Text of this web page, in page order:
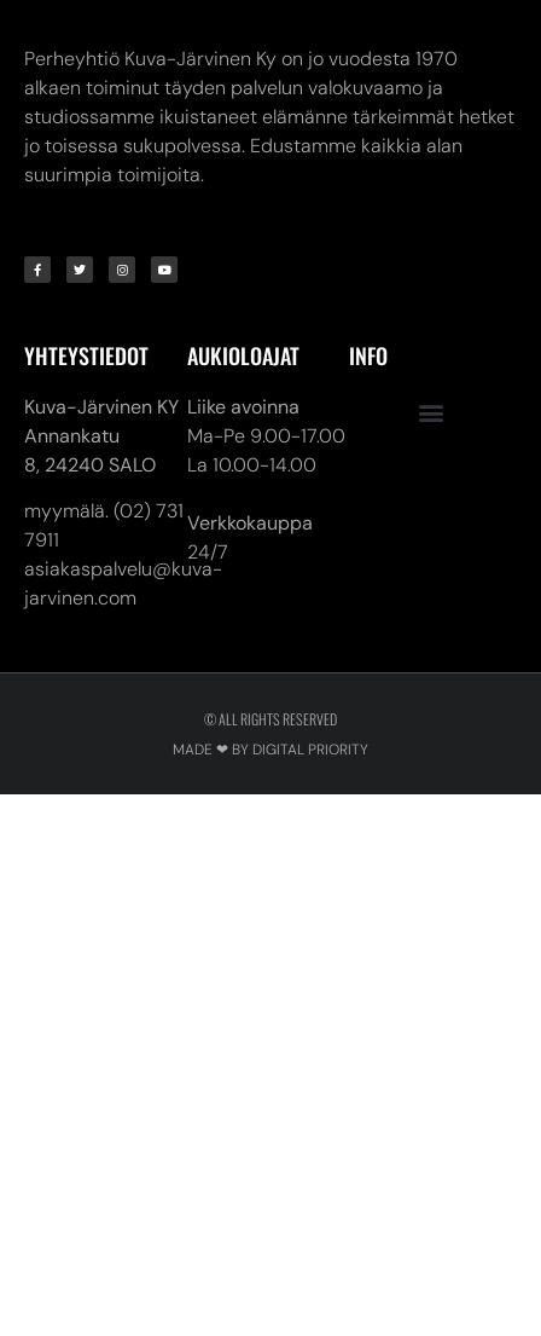
Perheyhtiö Kuva-Järvinen Ky on jo vuodesta 1970
alkaen toiminut täyden palvelun valokuvaamo ja
studiossamme ikuistaneet elämänne tärkeimmät hetket
jo toisessa sukupolvessa. Edustamme kaikkia alan
suurimpia toimijoita.
YHTEYSTIEDOT
Kuva-Järvinen KY
Annankatu
8, 24240 SALO
myymälä. (02) 731
7911
asiakaspalvelu@kuva-
jarvinen.com
AUKIOLOAJAT
Liike avoinna
Ma-Pe 9.00-17.00
La 10.00-14.00
Verkkokauppa
24/7
INFO
© ALL RIGHTS RESERVED
MADE ❤ BY DIGITAL PRIORITY